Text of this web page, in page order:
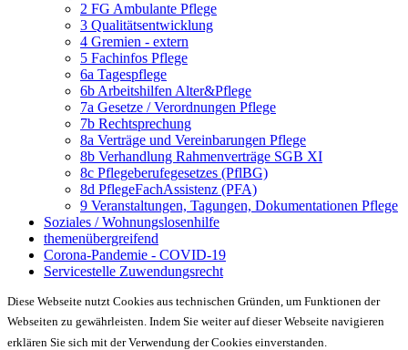
2 FG Ambulante Pflege
3 Qualitätsentwicklung
4 Gremien - extern
5 Fachinfos Pflege
6a Tagespflege
6b Arbeitshilfen Alter&Pflege
7a Gesetze / Verordnungen Pflege
7b Rechtsprechung
8a Verträge und Vereinbarungen Pflege
8b Verhandlung Rahmenverträge SGB XI
8c Pflegeberufegesetzes (PflBG)
8d PflegeFachAssistenz (PFA)
9 Veranstaltungen, Tagungen, Dokumentationen Pflege
Soziales / Wohnungslosenhilfe
themenübergreifend
Corona-Pandemie - COVID-19
Servicestelle Zuwendungsrecht
Diese Webseite nutzt Cookies aus technischen Gründen, um Funktionen der
Webseiten zu gewährleisten. Indem Sie weiter auf dieser Webseite navigieren
erklären Sie sich mit der Verwendung der Cookies einverstanden.